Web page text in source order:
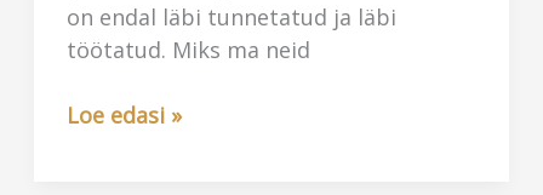
on endal läbi tunnetatud ja läbi
töötatud. Miks ma neid
Kuidas
Loe edasi »